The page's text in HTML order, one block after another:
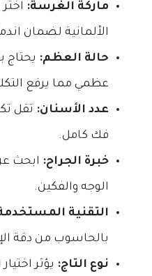
ماركة الغرسة:
الألمانية لضمان
حالة العظم:
عظمي مما يرفع
عدد الأسنان: تقل
فك كامل.
خبرة الجراح: ابحث
الوجه والفكين.
التقنية
بالحاسوب من دقة
نوع التاج: يؤثر